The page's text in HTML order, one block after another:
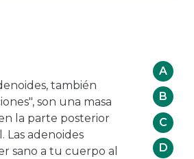
A
B
C
D
también
son una masa
la parte posterior
Las adenoides
sano a tu cuerpo al